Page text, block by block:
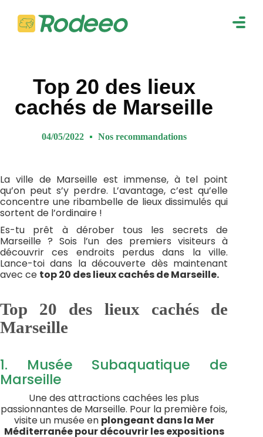
Top 20 des lieux
cachés de Marseille
04/05/2022 Nos recommandations
La ville de Marseille est immense, à tel point
qu’on peut s’y perdre. L’avantage, c’est qu’elle
concentre une ribambelle de lieux dissimulés qui
sortent de l’ordinaire !
Es-tu prêt à dérober tous les secrets de
Marseille ? Sois l’un des premiers visiteurs à
découvrir ces endroits perdus dans la ville.
Lance-toi dans la découverte dès maintenant
avec ce top 20 des lieux cachés de Marseille.
Top 20 des lieux cachés de
Marseille
1. Musée Subaquatique de
Marseille
Une des attractions cachées les plus
passionnantes de Marseille. Pour la première fois,
visite un musée en plongeant dans la Mer
Méditerranée pour découvrir les expositions